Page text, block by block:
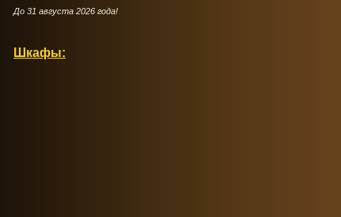
До 31 августа 2026 года!
Шкафы: